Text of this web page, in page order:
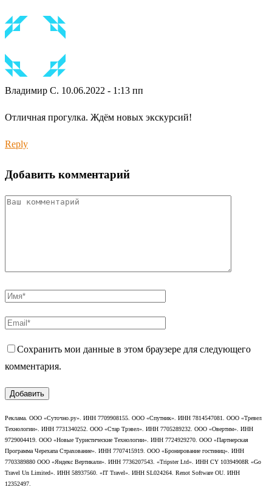
Владимир С. 10.06.2022 - 1:13 пп
Отличная прогулка. Ждём новых экскурсий!
Reply
Добавить комментарий
Сохранить мои данные в этом браузере для следующего
комментария.
Реклама. ООО «Суточно.ру». ИНН 7709908155. ООО «Спутник». ИНН 7814547081. ООО «Тревел
Технологии». ИНН 7731340252. ООО «Стар Трэвел». ИНН 7705289232. ООО «Овертим». ИНН
9729004419. ООО «Новые Туристические Технологии». ИНН 7724929270. ООО «Партнерская
Программа Черехапа Страхование». ИНН 7707415919. ООО «Бронирование гостиниц». ИНН
7703389880 ООО «Яндекс Вертикали». ИНН 7736207543. «Tripster Ltd». ИНН CY 10394908R «Go
Travel Un Limited». ИНН 58937560. «IT Travel». ИНН SL024264. Renot Software OU. ИНН
12352497.